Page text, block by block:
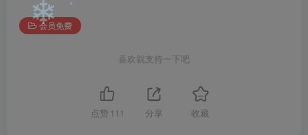
会员免费
喜欢就支持一下吧
点赞 111 分享 收藏
❄